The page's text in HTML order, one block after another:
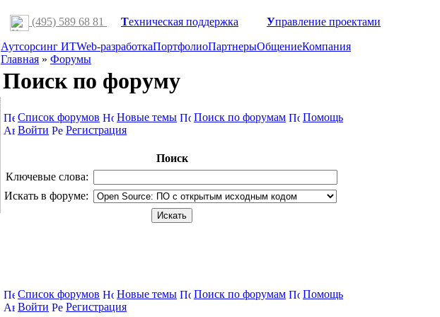
(495) 589 68 81 Техническая поддержка Управление проектами
Аутсорсинг ИТWeb-разработкаПортфолиоПартнерыОбщениеКомпания
Главная » Форумы
Поиск по форуму
Список форумов Новые темы Поиск по форумам
Помощь
Войти
Регистрация
Поиск
Ключевые слова:
Искать в форуме:
Список форумов Новые темы Поиск по форумам
Помощь
Войти
Регистрация